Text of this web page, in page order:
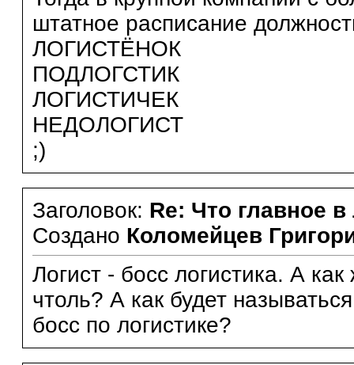
штатное расписание
ЛОГИСТЁНОК
ПОДЛОГСТИК
ЛОГИСТИЧЕК
НЕДОЛОГИСТ
;)
Заголовок: Re: Что главное в
Создано Коломейцев
Логист - босс логистика. А
чтоль? А как будет
босс по логистике?